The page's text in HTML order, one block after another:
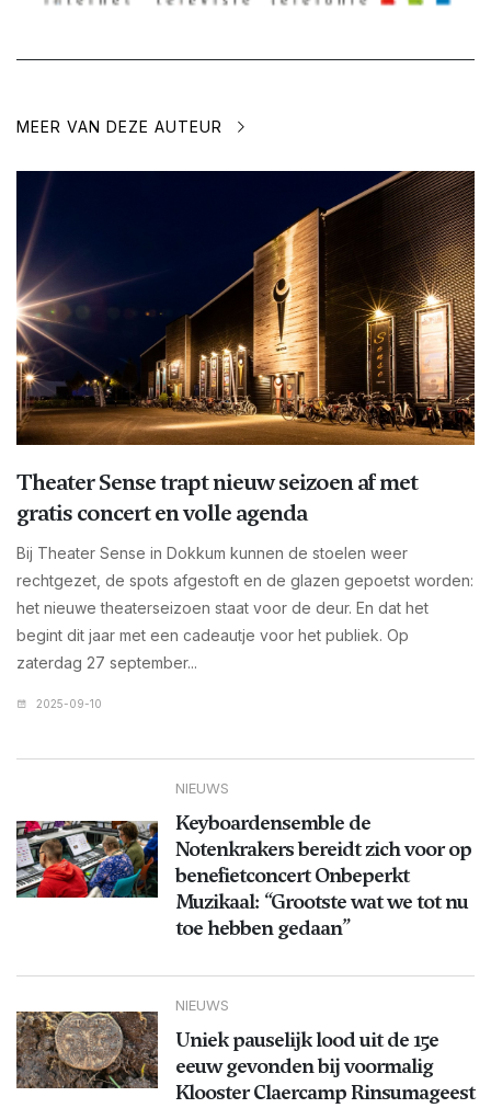
MEER VAN DEZE AUTEUR
Theater Sense trapt nieuw seizoen af met
gratis concert en volle agenda
Bij Theater Sense in Dokkum kunnen de stoelen weer
rechtgezet, de spots afgestoft en de glazen gepoetst worden:
het nieuwe theaterseizoen staat voor de deur. En dat het
begint dit jaar met een cadeautje voor het publiek. Op
zaterdag 27 september...
2025-09-10
NIEUWS
Keyboardensemble de
Notenkrakers bereidt zich voor op
benefietconcert Onbeperkt
Muzikaal: “Grootste wat we tot nu
toe hebben gedaan”
NIEUWS
Uniek pauselijk lood uit de 15e
eeuw gevonden bij voormalig
Klooster Claercamp Rinsumageest